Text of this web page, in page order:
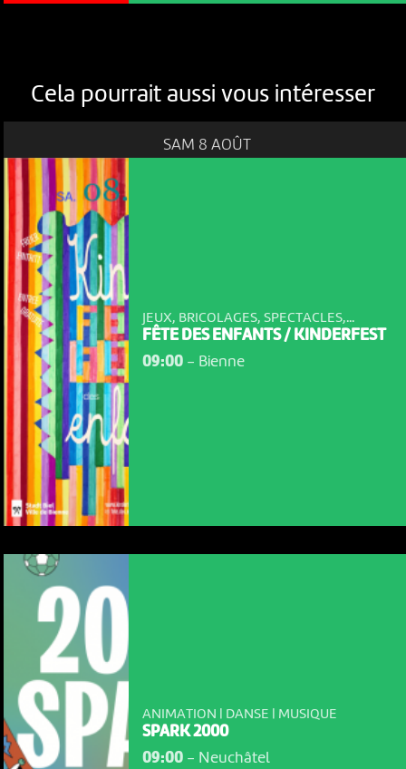
Cela pourrait aussi vous intéresser
SAM 8 AOÛT
JEUX, BRICOLAGES, SPECTACLES,...
FÊTE DES ENFANTS / KINDERFEST
09:00- Bienne
ANIMATION | DANSE | MUSIQUE
SPARK 2000
09:00- Neuchâtel